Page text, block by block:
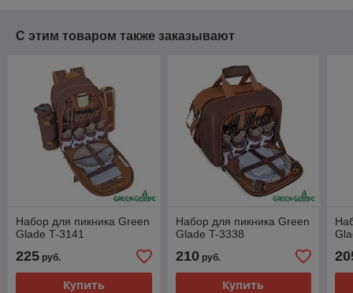
С этим товаром также заказывают
Набор для пикника Green
Glade T-3141
225 руб.
Купить
Набор для пикника Green
Glade T-3338
210руб.
Купить